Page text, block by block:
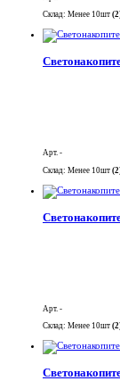
Склад: Менее 10шт
Арт. -
Склад: Менее 10шт
Арт. -
Склад: Менее 10шт